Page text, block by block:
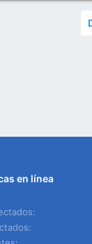
en línea